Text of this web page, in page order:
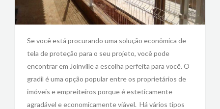
Se você está procurando uma solução econômica de
tela de proteção para o seu projeto, você pode
encontrar em Joinville a escolha perfeita para você. O
gradil é uma opção popular entre os proprietários de
imóveis e empreiteiros porque é esteticamente
agradável e economicamente viável. Há vários tipos